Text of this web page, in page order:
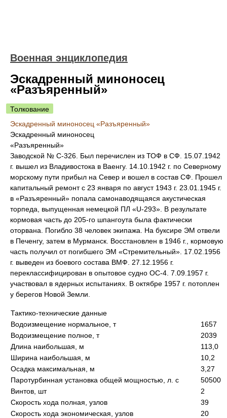
Военная энциклопедия
Эскадренный миноносец
«Разъяренный»
Толкование
Эскадренный миноносец «Разъяренный»
Эскадренный миноносец
«Разъяренный»
Заводской № С-326. Был перечислен из ТОФ в СФ. 15.07.1942
г. вышел из Владивостока в Ваенгу. 14.10.1942 г. по Северному
морскому пути прибыл на Север и вошел в состав СФ. Прошел
капитальный ремонт с 23 января по август 1943 г. 23.01.1945 г.
в «Разъяренный» попала самонаводящаяся акустическая
торпеда, выпущенная немецкой ПЛ «U-293». В результате
кормовая часть до 205-го шпангоута была фактически
оторвана. Погибло 38 человек экипажа. На буксире ЭМ отвели
в Печенгу, затем в Мурманск. Восстановлен в 1946 г., кормовую
часть получил от погибшего ЭМ «Стремительный». 17.02.1956
г. выведен из боевого состава ВМФ. 27.12.1956 г.
переклассифицирован в опытовое судно ОС-4. 7.09.1957 г.
участвовал в ядерных испытаниях. В октябре 1957 г. потоплен
у берегов Новой Земли.
Тактико-технические данные
Водоизмещение нормальное, т
1657
Водоизмещение полное, т
2039
Длина наибольшая, м
113,0
Ширина наибольшая, м
10,2
Осадка максимальная, м
3,27
Паротурбинная установка общей мощностью, л. с
50500
Винтов, шт
2
Скорость хода полная, узлов
39
Скорость хода экономическая, узлов
20